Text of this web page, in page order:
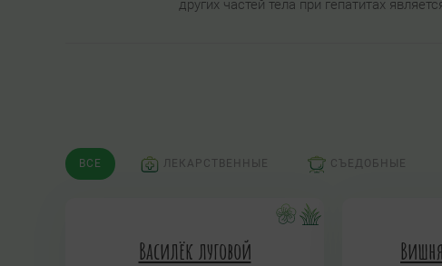
других частей тела при гепатитах
ВСЕ ЛЕКАРСТВЕННЫЕ СЪЕДОБНЫЕ
Василёк луговой